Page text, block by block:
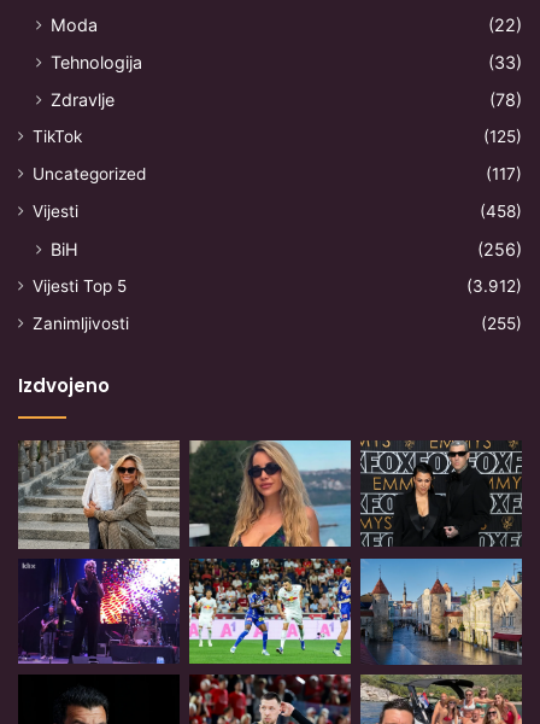
Moda
(22)
Tehnologija
(33)
Zdravlje
(78)
TikTok
(125)
Uncategorized
(117)
Vijesti
(458)
BiH (256)
Vijesti Top 5
(3.912)
Zanimljivosti
(255)
Izdvojeno